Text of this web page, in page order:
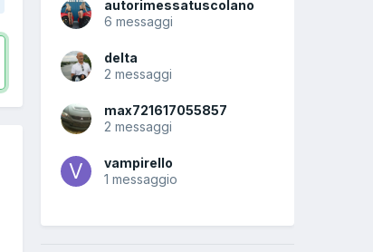
autorimessatuscolano
6 messaggi
delta
2 messaggi
max721617055857
2 messaggi
vampirello
1 messaggio